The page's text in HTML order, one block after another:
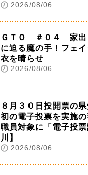
2026/08/06
ＧＴＯ ＃０４ 家出
に迫る魔の手！フェ
衣を晴らせ
2026/08/06
８月３０日投開票の
初の電子投票を実施
職員対象に「電子投
川】
2026/08/06